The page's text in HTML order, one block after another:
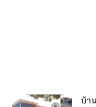
บ้า